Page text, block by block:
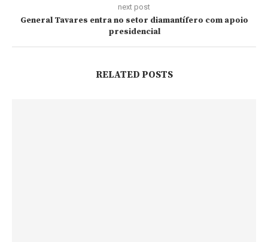
next post
General Tavares entra no setor diamantífero com apoio
presidencial
RELATED POSTS